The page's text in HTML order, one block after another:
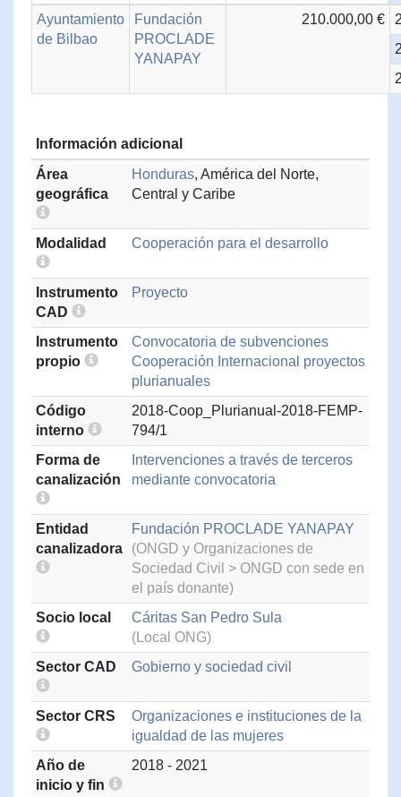
Ayuntamiento
de Bilbao
Fundación
PROCLADE
YANAPAY
210.000,00 €
Información adicional
Área
geográfica
Honduras, América del Norte,
Central y Caribe
Modalidad Cooperación para el desarrollo
Instrumento
CAD
Proyecto
Instrumento
propio
Convocatoria de subvenciones
Cooperación Internacional proyectos
plurianuales
Código
interno
2018-Coop_Plurianual-2018-FEMP-
794/1
Forma de
canalización
Intervenciones a través de terceros
mediante convocatoria
Entidad
canalizadora
Fundación PROCLADE YANAPAY
(ONGD y Organizaciones de
Sociedad Civil > ONGD con sede en
el país donante)
Socio local
Cáritas San Pedro Sula
(Local ONG)
Sector CAD
Gobierno y sociedad civil
Sector CRS
Organizaciones e instituciones de la
igualdad de las mujeres
Año de
inicio y fin
2018 - 2021